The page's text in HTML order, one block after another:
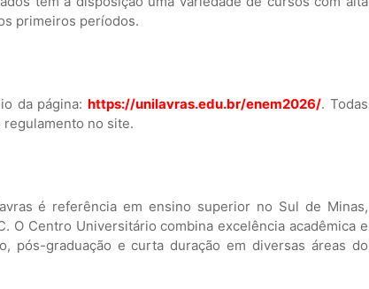
primeiros períodos.
da página:https://unilavras.edu.br/enem2026/. Todas
no site.
é referência em ensino superior no Sul de Minas,
O Centro Universitário combina excelência acadêmica e
pós-graduação e curta duração em diversas áreas do